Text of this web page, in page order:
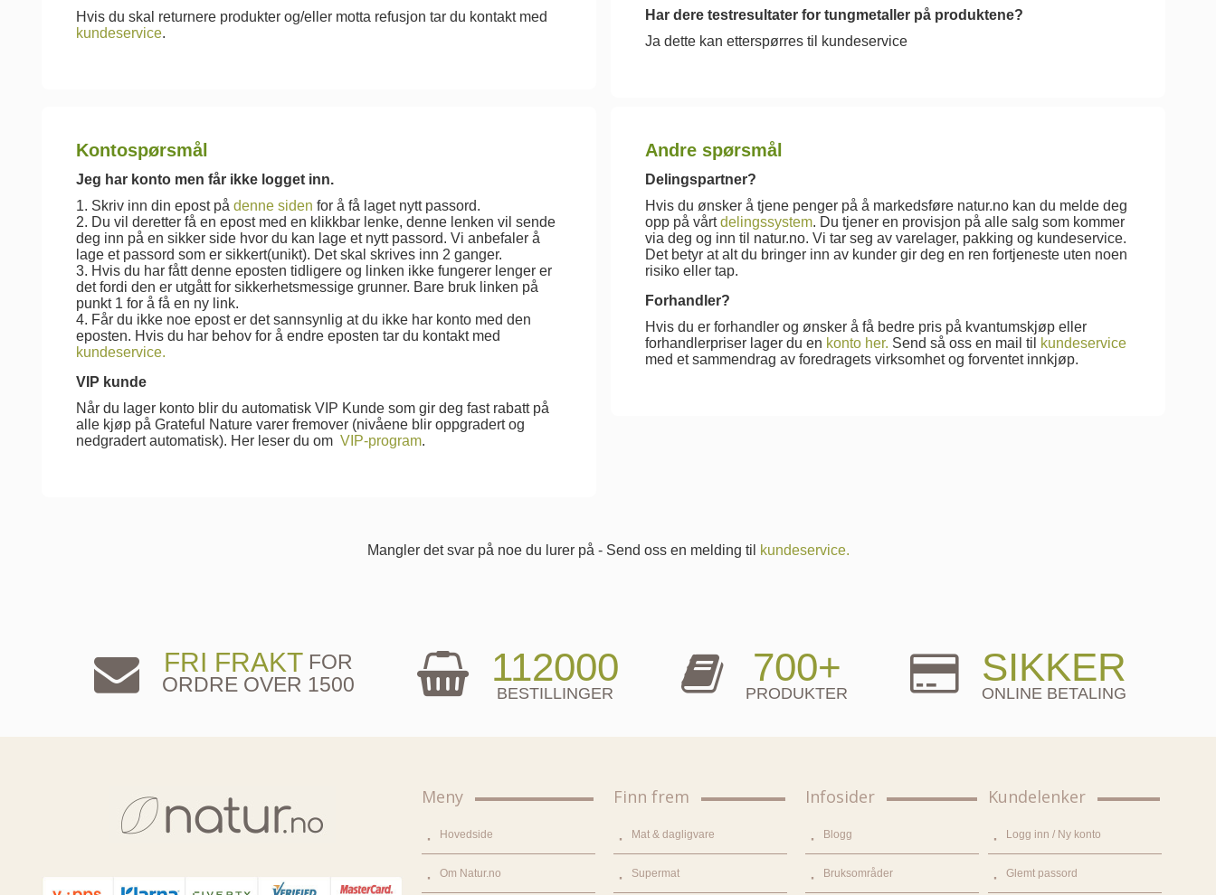
Hvis du skal returnere produkter og/eller motta refusjon tar du kontakt med
kundeservice.
Har dere testresultater for tungmetaller på produktene?
Ja dette kan etterspørres til kundeservice
Kontospørsmål
Jeg har konto men får ikke logget inn.
1. Skriv inn din epost på denne siden for å få laget nytt passord.
2. Du vil deretter få en epost med en klikkbar lenke, denne lenken vil sende
deg inn på en sikker side hvor du kan lage et nytt passord. Vi anbefaler å
lage et passord som er sikkert(unikt). Det skal skrives inn 2 ganger.
3. Hvis du har fått denne eposten tidligere og linken ikke fungerer lenger er
det fordi den er utgått for sikkerhetsmessige grunner. Bare bruk linken på
punkt 1 for å få en ny link.
4. Får du ikke noe epost er det sannsynlig at du ikke har konto med den
eposten. Hvis du har behov for å endre eposten tar du kontakt med
kundeservice.
VIP kunde
Når du lager konto blir du automatisk VIP Kunde som gir deg fast rabatt på
alle kjøp på Grateful Nature varer fremover (nivåene blir oppgradert og
nedgradert automatisk). Her leser du om VIP-program.
Andre spørsmål
Delingspartner?
Hvis du ønsker å tjene penger på å markedsføre natur.no kan du melde deg
opp på vårtdelingssystem. Du tjener en provisjon på alle salg som kommer
via deg og inn til natur.no. Vi tar seg av varelager, pakking og kundeservice.
Det betyr at alt du bringer inn av kunder gir deg en ren fortjeneste uten noen
risiko eller tap.
Forhandler?
Hvis du er forhandler og ønsker å få bedre pris på kvantumskjøp eller
forhandlerpriser lager du en konto her. Send så oss en mail til
kundeservice
med et sammendrag av foredragets virksomhet og forventet innkjøp.
Mangler det svar på noe du lurer på - Send oss en melding til kundeservice.
FRI FRAKT FOR
ORDRE OVER 1500
112000
BESTILLINGER
700+
PRODUKTER
SIKKER
ONLINE BETALING
Meny
Hovedside
Om Natur.no
Finn frem
Mat & dagligvare
Supermat
Infosider
Blogg
Bruksområder
Kundelenker
Logg inn / Ny konto
Glemt passord